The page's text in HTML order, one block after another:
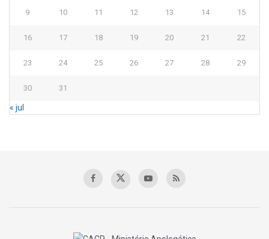
9 10 11 12 13 14 15
16 17 18 19 20 21 22
23 24 25 26 27 28 29
30 31
« jul